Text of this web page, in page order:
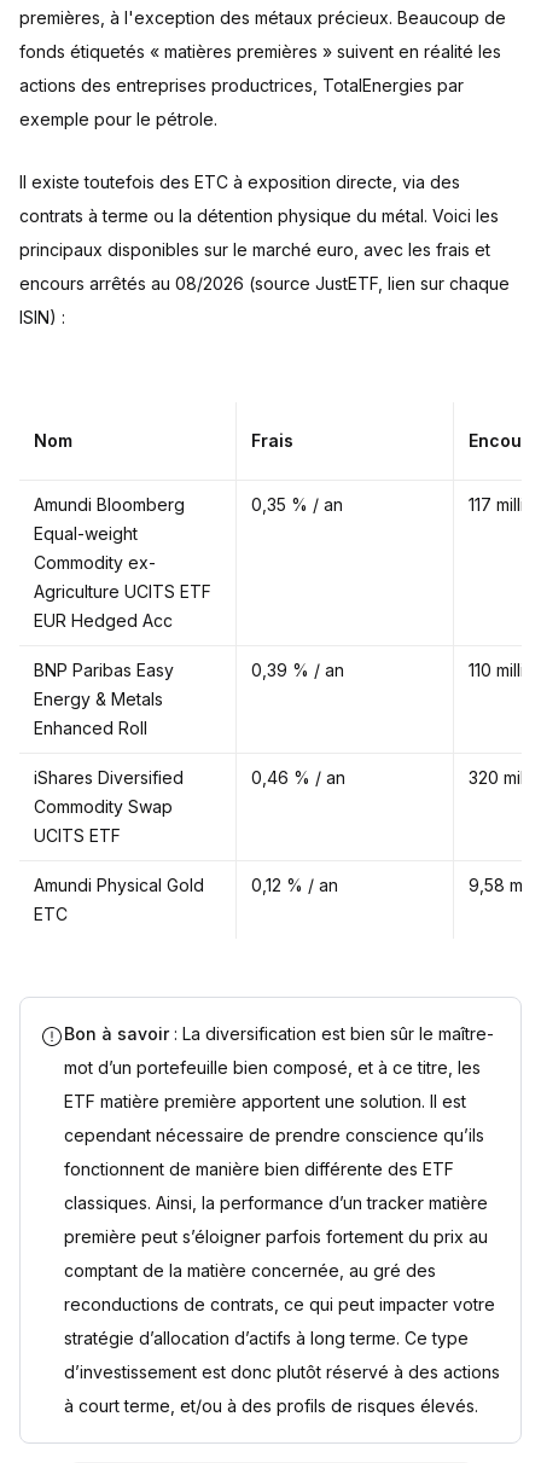
premières, à l'exception des métaux précieux. Beaucoup de
fonds étiquetés « matières premières » suivent en réalité les
actions des entreprises productrices, TotalEnergies par
exemple pour le pétrole.
Il existe toutefois des ETC à exposition directe, via des
contrats à terme ou la détention physique du métal. Voici les
principaux disponibles sur le marché euro, avec les frais et
encours arrêtés au 08/2026 (source JustETF, lien sur chaque
ISIN) :
Nom Frais Encours
Amundi Bloomberg
Equal-weight
Commodity ex-
Agriculture UCITS ETF
EUR Hedged Acc
0,35 % / an 117
BNP Paribas Easy
Energy & Metals
Enhanced Roll
0,39 % / an 110
iShares Diversified
Commodity Swap
UCITS ETF
0,46 % / an 320
Amundi Physical Gold
ETC
0,12 % / an 9,58
Bon à savoir : La diversification est bien sûr le maître-
mot d’un portefeuille bien composé, et à ce titre, les
ETF matière première apportent une solution. Il est
cependant nécessaire de prendre conscience qu’ils
fonctionnent de manière bien différente des ETF
classiques. Ainsi, la performance d’un tracker matière
première peut s’éloigner parfois fortement du prix au
comptant de la matière concernée, au gré des
reconductions de contrats, ce qui peut impacter votre
stratégie d’allocation d’actifs à long terme. Ce type
d’investissement est donc plutôt réservé à des actions
à court terme, et/ou à des profils de risques élevés.